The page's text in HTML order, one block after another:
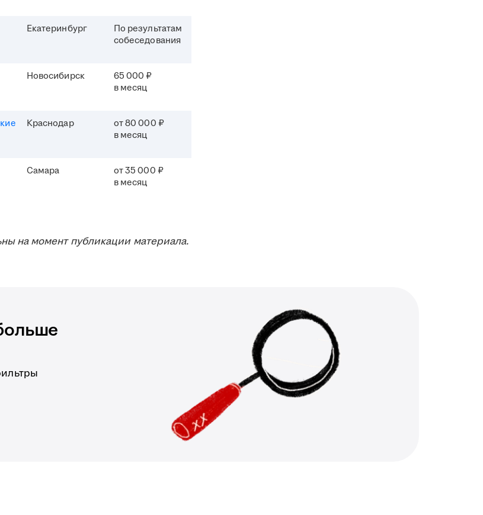
Екатеринбург
По результатам
собеседования
Новосибирск
65 000 ₽
в месяц
Краснодар
от 80 000 ₽
в месяц
Самара
от 35 000 ₽
в месяц
на момент публикации материала.